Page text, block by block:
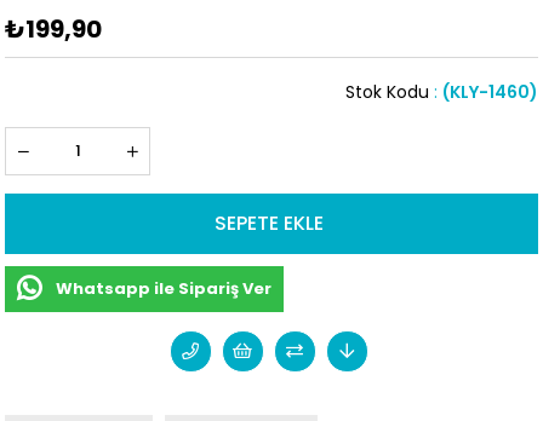
₺199,90
(KLY-1460)
Stok Kodu
Whatsapp ile Sipariş Ver